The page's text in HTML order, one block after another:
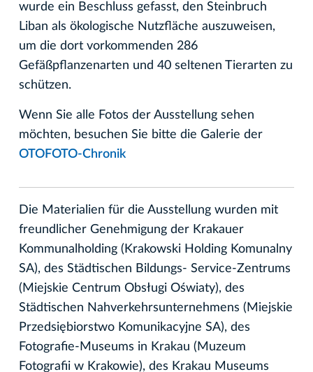
wurde ein Beschluss gefasst, den Steinbruch
Liban als ökologische Nutzfläche auszuweisen,
um die dort vorkommenden 286
Gefäßpflanzenarten und 40 seltenen Tierarten zu
schützen.
Wenn Sie alle Fotos der Ausstellung sehen
möchten, besuchen Sie bitte die Galerie der
OTOFOTO-Chronik
Die Materialien für die Ausstellung wurden mit
freundlicher Genehmigung der Krakauer
Kommunalholding (Krakowski Holding Komunalny
SA), des Städtischen Bildungs- Service-Zentrums
(Miejskie Centrum Obsługi Oświaty), des
Städtischen Nahverkehrsunternehmens (Miejskie
Przedsiębiorstwo Komunikacyjne SA), des
Fotografie-Museums in Krakau (Muzeum
Fotografii w Krakowie), des Krakau Museums